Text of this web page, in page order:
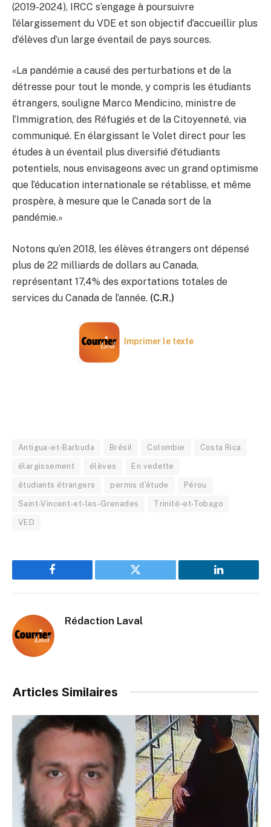
(2019-2024), IRCC s’engage à poursuivre
l’élargissement du VDE et son objectif d’accueillir plus
d’élèves d’un large éventail de pays sources.
«La pandémie a causé des perturbations et de la
détresse pour tout le monde, y compris les étudiants
étrangers, souligne Marco Mendicino, ministre de
l’Immigration, des Réfugiés et de la Citoyenneté, via
communiqué. En élargissant le Volet direct pour les
études à un éventail plus diversifié d’étudiants
potentiels, nous envisageons avec un grand optimisme
que l’éducation internationale se rétablisse, et même
prospère, à mesure que le Canada sort de la
pandémie.»
Notons qu’en 2018, les élèves étrangers ont dépensé
plus de 22 milliards de dollars au Canada,
représentant 17,4% des exportations totales de
services du Canada de l’année. (C.R.)
Imprimer le texte
Antigua-et-Barbuda Brésil Colombie Costa Rica
élargissement élèves En vedette
étudiants étrangers permis d'étude Pérou
Saint-Vincent-et-les-Grenades Trinité-et-Tobago
VED
Facebook Twitter LinkedIn
Rédaction Laval
Articles Similaires